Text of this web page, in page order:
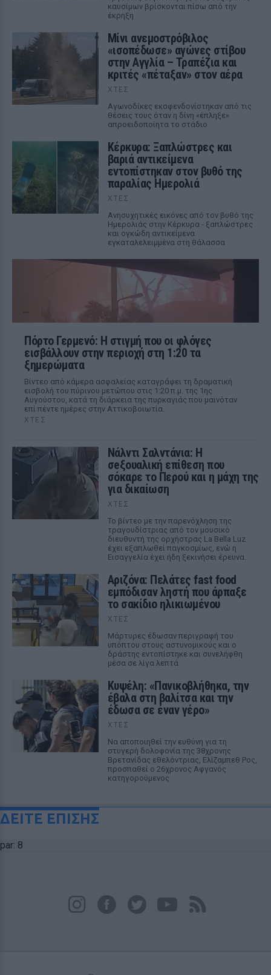
καυσίμων βρίσκονται πίσω από την
έκρηξη
Μίνι ανεμοστρόβιλος
«ισοπέδωσε» αγώνες στίβου
στην Αγγλία – Τραπέζια και
κριτές «πέταξαν» στον αέρα
ΧΤΕΣ
Αγωνοδίκες εκσφενδονίστηκαν από τις
θέσεις τους όταν η δίνη «έπληξε»
απροειδοποίητα το στάδιο
Κέρκυρα: Ξαπλώστρες και
βαριά αντικείμενα
εντοπίστηκαν στον βυθό της
παραλίας Ημερολιά
ΧΤΕΣ
Ανησυχητικές εικόνες από τον βυθό της
Ημερολιάς στην Κέρκυρα - ξαπλώστρες
και ογκώδη αντικείμενα
εγκαταλελειμμένα στη θάλασσα
Πόρτο Γερμενό: Η στιγμή που οι φλόγες
εισβάλλουν στην περιοχή στη 1:20 τα
ξημερώματα
Βίντεο από κάμερα ασφαλείας καταγράφει τη δραματική
εισβολή του πύρινου μετώπου στις 1:20 π.μ. της 1ης
Αυγούστου, κατά τη διάρκεια της πυρκαγιάς που μαινόταν
επί πέντε ημέρες στην Αττικοβοιωτία.
ΧΤΕΣ
Νάλντι Σαλντάνια: Η
σeξουαλική επίθεση που
σόκαρε το Περού και η μάχη της
για δικαίωση
ΧΤΕΣ
Το βίντεο με την παρενόχληση της
τραγουδίστριας από τον μουσικό
διευθυντή της ορχήστρας La Bella Luz
έχει εξαπλωθεί παγκοσμίως, ενώ η
Εισαγγελία έχει ήδη ξεκινήσει έρευνα.
Αριζόνα: Πελάτες fast food
εμπόδισαν ληστή που άρπαξε
το σακίδιο ηλικιωμένου
ΧΤΕΣ
Μάρτυρες έδωσαν περιγραφή του
υπόπτου στους αστυνομικούς και ο
δράστης εντοπίστηκε και συνελήφθη
μέσα σε λίγα λεπτά
Κυψέλη: «Πανικοβλήθηκα, την
έβαλα στη βαλίτσα και την
έδωσα σε έναν γέρο»
ΧΤΕΣ
Να αποποιηθεί την ευθύνη για τη
στυγερή δολοφονία της 38χρονης
Βρετανίδας εθελόντριας, Ελίζαμπεθ Ρος,
προσπαθεί ο 26χρονος Αφγανός
κατηγορούμενος
ΔΕΙΤΕ ΕΠΙΣΗΣ
par: 8